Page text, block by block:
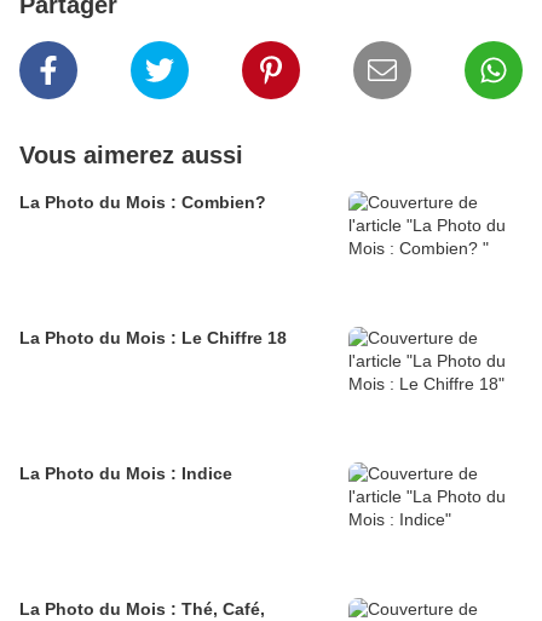
Vous aimerez aussi
La Photo du Mois : Combien?
La Photo du Mois : Le Chiffre 18
La Photo du Mois : Indice
La Photo du Mois : Thé, Café,